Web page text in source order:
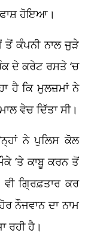
ਹੋਇਆ।
ਕੰਪਨੀ ਨਾਲ ਜੁੜੇ
ਦੇ ਕਰੇਟ ਰਸਤੇ ‘ਚ
ਹੈ ਕਿ ਮੁਲਜ਼ਮਾਂ ਨੇ
ਵੇਚ ਦਿੱਤਾ ਸੀ।
ਨੇ ਪੁਲਿਸ ਕੋਲ
‘ਤੇ ਕਾਬੂ ਕਰਨ ਤੋਂ
ਗ੍ਰਿਫ਼ਤਾਰ ਕਰ
ਨੌਜਵਾਨ ਦਾ ਨਾਮ
ਰਹੀ ਹੈ।